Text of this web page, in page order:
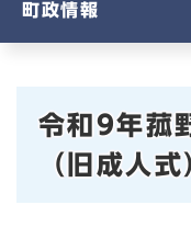
町政情報
令和9年菰
（旧成人